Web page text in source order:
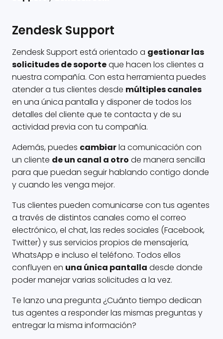
Zendesk Support
Zendesk Support está orientado a gestionar las
solicitudes de soporteque hacen los clientes a
nuestra compañía. Con esta herramienta puedes
atender a tus clientes desde múltiples canales
en una única pantalla y disponer de todos los
detalles del cliente que te contacta y de su
actividad previa con tu compañía.
Además, puedes cambiarla comunicación con
un cliente de un canal a otro de manera sencilla
para que puedan seguir hablando contigo donde
y cuando les venga mejor.
Tus clientes pueden comunicarse con tus agentes
a través de distintos canales como el correo
electrónico, el chat, las redes sociales (Facebook,
Twitter) y sus servicios propios de mensajería,
WhatsApp e incluso el teléfono. Todos ellos
confluyen en una única pantalla desde donde
poder manejar varias solicitudes a la vez.
Te lanzo una pregunta ¿Cuánto tiempo dedican
tus agentes a responder las mismas preguntas y
entregar la misma información?